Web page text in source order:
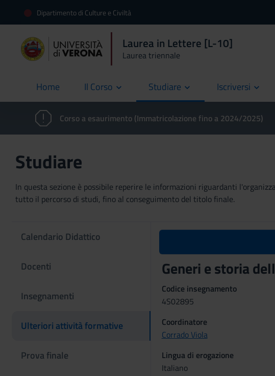
Dipartimento di Culture e Civiltà
Laurea in Lettere [L-10]
Laurea triennale
Home
current Il Corso Studiare Iscriversi
Corso a esaurimento (Immatricolazione fino a 2024/2025)
Studiare
In questa sezione è possibile reperire le informazioni riguardanti
tutto il percorso di studi, fino al conseguimento del titolo finale.
Calendario Didattico
Docenti
Insegnamenti
Ulteriori attività formative
Prova finale
Generi e storia
Codice insegnamento
4S02895
Coordinatore
Corrado Viola
Lingua di erogazione
Italiano